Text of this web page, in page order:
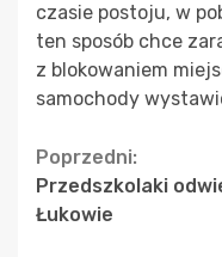
czasie postoju, w
ten sposób chce
z blokowaniem
samochody
Continue
Reading
Poprzedni:
Przedszkolaki
Łukowie